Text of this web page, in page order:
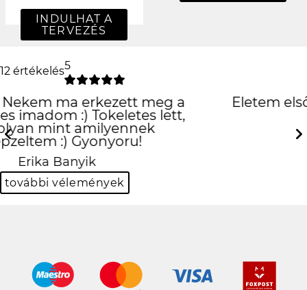
INDULHAT A
TERVEZÉS
12 értékelés5
Életem első tokja, amit igazán
szeretek
Panka Kiss
Previous
további vélemények